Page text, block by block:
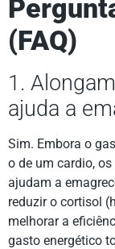
(FAQ)
1.
ajuda a
Sim. Embora o
o de um cardio,
ajudam a
reduzir o cortisol
melhorar a
gasto energético